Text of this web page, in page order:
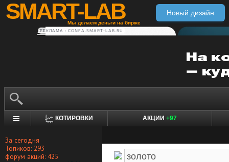
SMART-LAB
Мы делаем деньги на бирже
Новый дизайн
РЕКЛАМА • CONFA.SMART-LAB.RU
КОТИРОВКИ АКЦИИ +97
За сегодня
Топиков: 293
форум акций: 425